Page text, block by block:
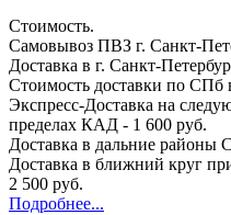
Стоимость.
Самовывоз ПВЗ г. Санкт-
Доставка в г. Санкт-
Стоимость доставки по СПб
Экспресс-Доставка на
пределах КАД - 1 600 руб.
Доставка в дальние районы
Доставка в ближний круг
2 500 руб.
Подробнее...